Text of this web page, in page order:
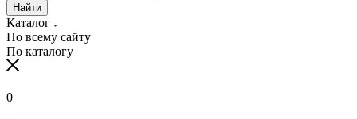
Найти
Каталог
По всему сайту
По каталогу
0